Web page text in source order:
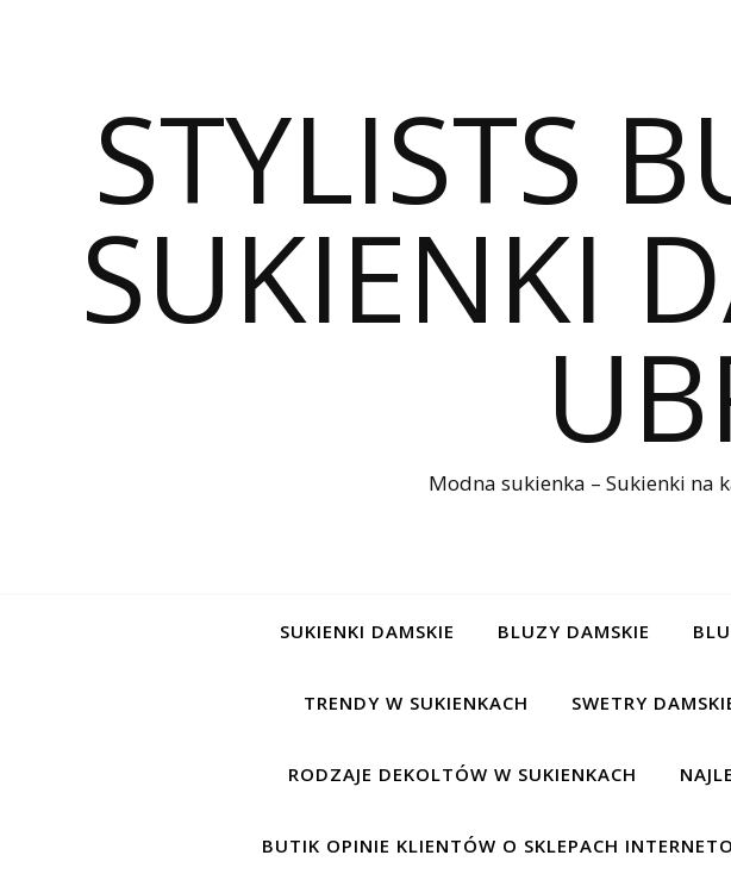
STYLISTS
SUKIENKI
Modna sukienka – Sukienki na
SUKIENKI DAMSKIE BLUZY DAMSKIE
TRENDY W SUKIENKACH SWETRY
RODZAJE DEKOLTÓW W SUKIENKACH
BUTIK OPINIE KLIENTÓW O SKLEPACH